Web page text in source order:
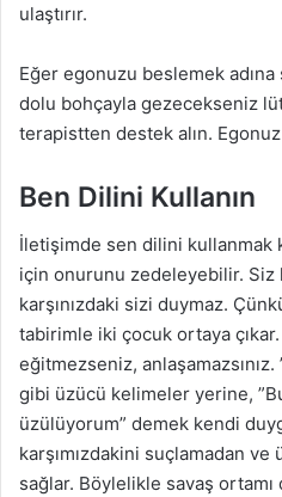
ulaştırır.
Eğer egonuzu beslemek adına
dolu bohçayla gezecekseniz
terapistten destek alın.
Ben Dilini Kullanın
İletişimde sen dilini kullanmak
için onurunu zedeleyebilir. Siz
karşınızdaki sizi duymaz.
tabirimle iki çocuk ortaya
eğitmezseniz, anlaşamazsınız.
gibi üzücü kelimeler yerine, ”Bu
üzülüyorum” demek kendi
karşımızdakini suçlamadan ve
sağlar. Böylelikle savaş